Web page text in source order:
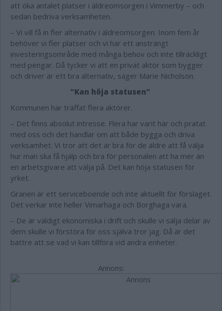
att öka antalet platser i äldreomsorgen i Vimmerby – och
sedan bedriva verksamheten.
– Vi vill få in fler alternativ i äldreomsorgen. Inom fem år
behöver vi fler platser och vi har ett ansträngt
investeringsområde med många behov och inte tillräckligt
med pengar. Då tycker vi att en privat aktör som bygger
och driver är ett bra alternativ, säger Marie Nicholson.
"Kan höja statusen"
Kommunen har träffat flera aktörer.
– Det finns absolut intresse. Flera har varit här och pratat
med oss och det handlar om att både bygga och driva
verksamhet. Vi tror att det är bra för de äldre att få välja
hur man ska få hjälp och bra för personalen att ha mer än
en arbetsgivare att välja på. Det kan höja statusen för
yrket.
Granen är ett serviceboende och inte aktuellt för förslaget.
Det verkar inte heller Vimarhaga och Borghaga vara.
– De är väldigt ekonomiska i drift och skulle vi sälja delar av
dem skulle vi förstöra för oss själva tror jag. Då är det
bättre att se vad vi kan tillföra vid andra enheter.
Annons: